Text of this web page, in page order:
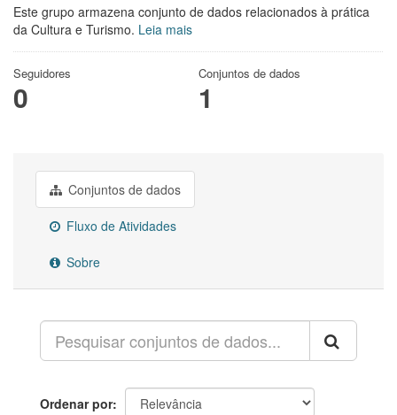
Este grupo armazena conjunto de dados relacionados à prática
da Cultura e Turismo. Leia mais
Seguidores
0
Conjuntos de dados
1
Conjuntos de dados
Fluxo de Atividades
Sobre
Ordenar por